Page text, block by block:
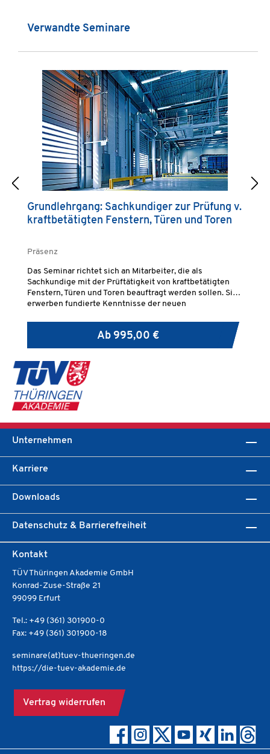
Produktgalerie überspringen
Verwandte Seminare
Grundlehrgang: Sachkundiger zur Prüfung v.
kraftbetätigten Fenstern, Türen und Toren
Präsenz
Das Seminar richtet sich an Mitarbeiter, die als
Sachkundige mit der Prüftätigkeit von kraftbetätigten
Fenstern, Türen und Toren beauftragt werden sollen. Sie
erwerben fundierte Kenntnisse der neuen
Regelwerk vertraut gemacht.
Ab 995,00 €
Unternehmen
Karriere
Downloads
Datenschutz & Barrierefreiheit
Kontakt
TÜV Thüringen Akademie GmbH
Konrad-Zuse-Straße 21
99099 Erfurt
Tel.: +49 (361) 301900-0
Fax: +49 (361) 301900-18
seminare(at)tuev-thueringen.de
https://die-tuev-akademie.de
Vertrag widerrufen